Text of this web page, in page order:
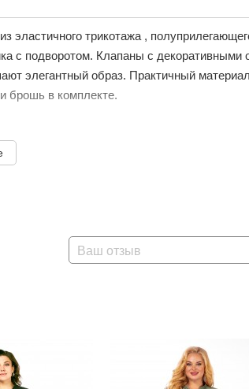
эластичного трикотажа ,
с подворотом. Клапаны с декоративными
элегантный образ. Практичный
брошь в комплекте.
Ваш отзыв